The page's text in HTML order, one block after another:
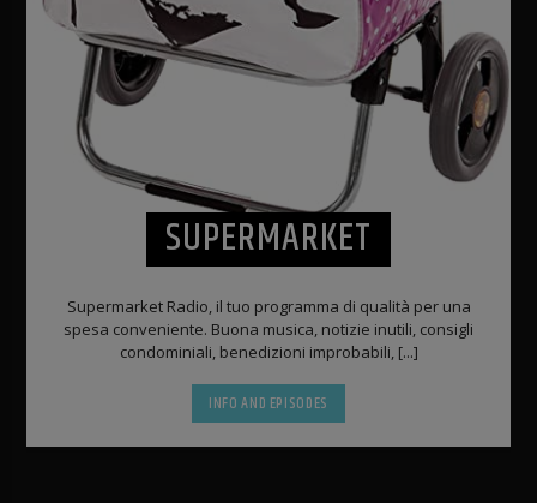
SUPERMARKET
Supermarket Radio, il tuo programma di qualità per una
spesa conveniente. Buona musica, notizie inutili, consigli
condominiali, benedizioni improbabili, [...]
INFO AND EPISODES